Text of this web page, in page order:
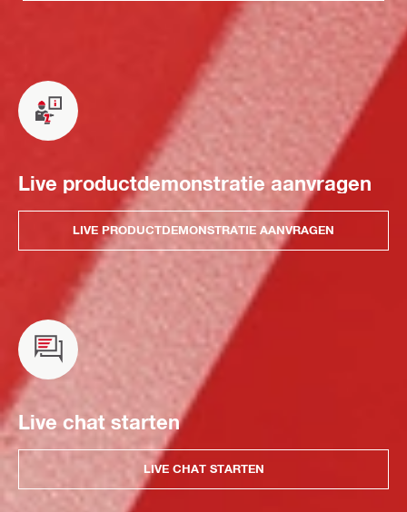
Live productdemonstratie aanvragen
LIVE PRODUCTDEMONSTRATIE AANVRAGEN
Live chat starten
LIVE CHAT STARTEN